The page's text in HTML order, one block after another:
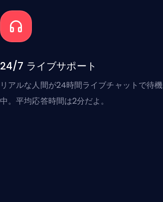
24/7 ライブサポート
リアルな人間が24時間ライブチャットで待機
中。平均応答時間は2分だよ。